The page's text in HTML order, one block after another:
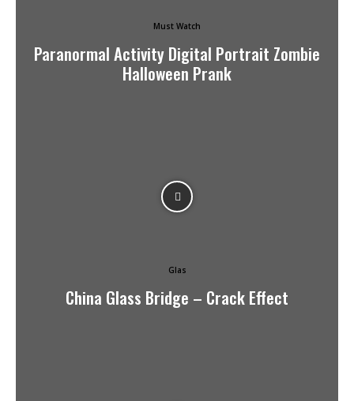
Must Watch
Paranormal Activity Digital Portrait Zombie
Halloween Prank
Glas
China Glass Bridge – Crack Effect